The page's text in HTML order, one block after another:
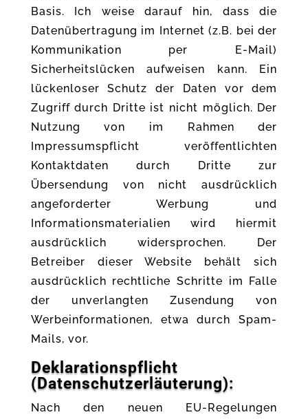
Basis. Ich weise darauf hin, dass die
Datenübertragung im Internet (z.B. bei der
Kommunikation per E-Mail)
Sicherheitslücken aufweisen kann. Ein
lückenloser Schutz der Daten vor dem
Zugriff durch Dritte ist nicht möglich. Der
Nutzung von im Rahmen der
Impressumspflicht veröffentlichten
Kontaktdaten durch Dritte zur
Übersendung von nicht ausdrücklich
angeforderter Werbung und
Informationsmaterialien wird hiermit
ausdrücklich widersprochen. Der
Betreiber dieser Website behält sich
ausdrücklich rechtliche Schritte im Falle
der unverlangten Zusendung von
Werbeinformationen, etwa durch Spam-
Mails, vor.
Deklarationspflicht
(Datenschutzerläuterung):
Nach den neuen EU-Regelungen